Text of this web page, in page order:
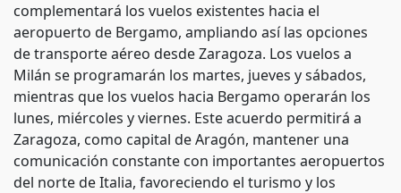
complementará los vuelos existentes hacia el
aeropuerto de Bergamo, ampliando así las opciones
de transporte aéreo desde Zaragoza. Los vuelos a
Milán se programarán los martes, jueves y sábados,
mientras que los vuelos hacia Bergamo operarán los
lunes, miércoles y viernes. Este acuerdo permitirá a
Zaragoza, como capital de Aragón, mantener una
comunicación constante con importantes aeropuertos
del norte de Italia, favoreciendo el turismo y los